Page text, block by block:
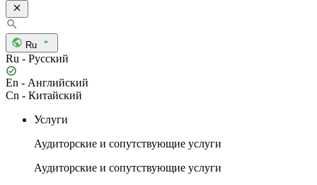
Ru
Ru - Русский
En - Английский
Cn - Китайский
Услуги
Аудиторские и сопутствующие услуги
Аудиторские и сопутствующие услуги